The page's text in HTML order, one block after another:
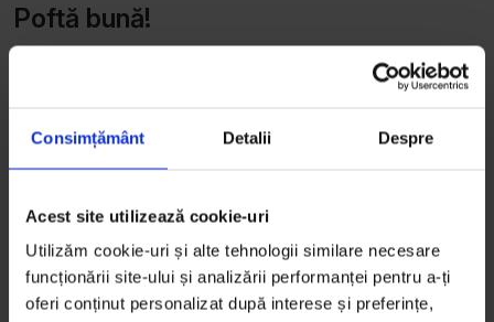
Consimțământ Detalii Despre
Acest site utilizează cookie-uri
Utilizăm cookie-uri și alte tehnologii similare necesare
funcționării site-ului și analizării performanței pentru a-ți
oferi conținut personalizat după interese și preferințe,
Poftă bună!
Distribuie articolul pe
principale